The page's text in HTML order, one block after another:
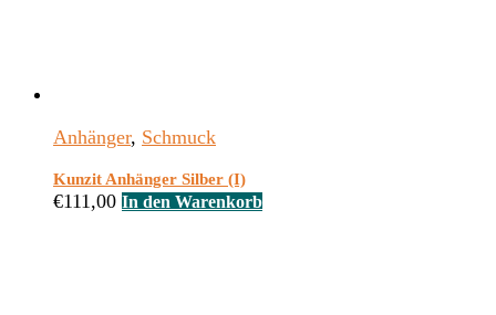
Anhänger, Schmuck
Kunzit Anhänger Silber (I)
€111,00 In den Warenkorb